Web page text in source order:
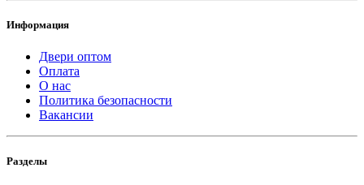
Информация
Двери оптом
Оплата
О нас
Политика безопасности
Вакансии
Разделы